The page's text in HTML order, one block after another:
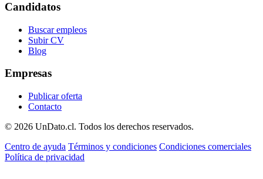
Candidatos
Buscar empleos
Subir CV
Blog
Empresas
Publicar oferta
Contacto
© 2026 UnDato.cl. Todos los derechos reservados.
Centro de ayuda Términos y condiciones Condiciones comerciales
Política de privacidad